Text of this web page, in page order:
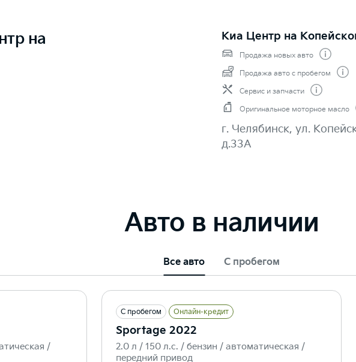
на
Киа Центр на
Продажа новых авто
Продажа авто с пробегом
Сервис и запчасти
Оригинальное моторное масло
г. Челябинск, ул.
д.33А
Авто в наличии
Все авто С пробегом
/
С пробегом Онлайн-кредит
Sportage 2022
2.0 л / 150 л.c. / бензин / автоматическая /
передний привод